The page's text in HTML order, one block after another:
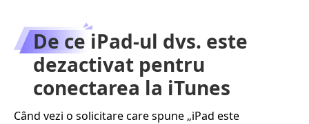
De ce iPad-ul dvs. este
dezactivat pentru
conectarea la iTunes
Când vezi o solicitare care spune „iPad este